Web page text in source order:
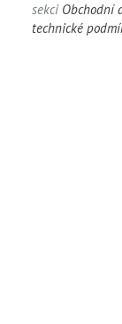
sekci Obchodní
technické